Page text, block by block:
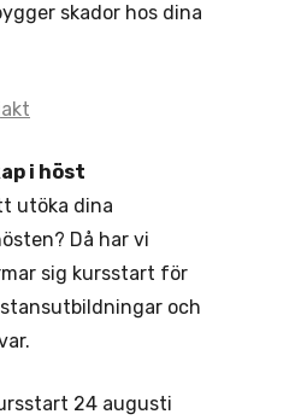
skador hos dina
i höst
utöka dina
Då har vi
sig kursstart för
och
24 augusti